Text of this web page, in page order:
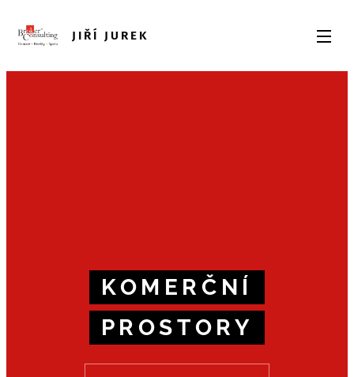
JIŘÍ JUREK
KOMERČNÍ
PROSTORY